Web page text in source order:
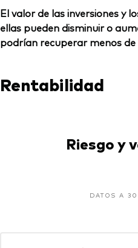
El valor de las inversiones y
ellas pueden disminuir o
podrían recuperar menos
Rentabilidad
Riesgo y
DATOS A